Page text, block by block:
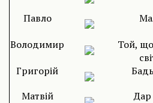
Павло
Володимир
Той,
Григорій
Матвій
Дар